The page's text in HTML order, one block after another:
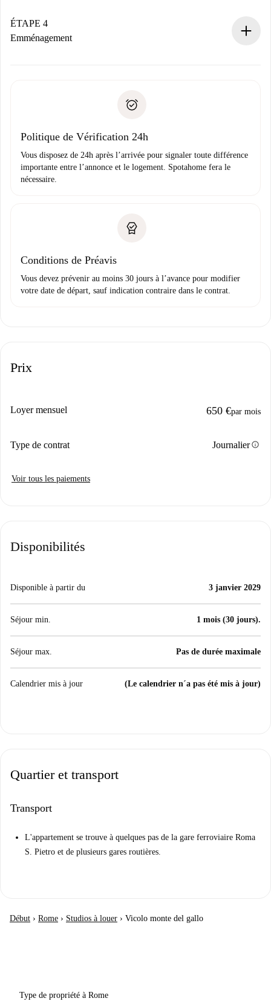
contact avec le propriétaire.
Si refusé : aucun prélèvement et nous vous proposerons
Justificatif de solvabilité
ÉTAPE 4
Emménagement
uniquement si aucun problème n'est signalé.
Politique de Vérification 24h
Vous disposez de 24h après l’arrivée pour signaler toute différence
importante entre l’annonce et le logement. Spotahome fera le
nécessaire.
Conditions de Préavis
Vous devez prévenir au moins 30 jours à l’avance pour modifier
votre date de départ, sauf indication contraire dans le contrat.
Prix
Loyer mensuel 650 €par mois
Type de contrat Journalierinfo
Voir tous les paiements
Disponibilités
Disponible à partir du 3 janvier 2029
Séjour min. 1 mois (30 jours).
Séjour max. Pas de durée maximale
Calendrier mis à jour (Le calendrier n´a pas été mis à jour)
Quartier et transport
Transport
L'appartement se trouve à quelques pas de la gare ferroviaire Roma
S. Pietro et de plusieurs gares routières.
Début › Rome › Studios à louer › Vicolo monte del gallo
Type de propriété à Rome